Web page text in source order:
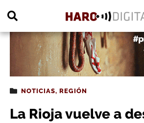
NOTICIAS, REGIÓN
La Rioja vuelve a